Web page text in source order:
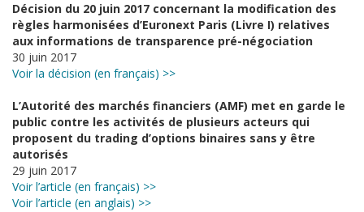
Décision du 20 juin 2017 concernant la modification des
règles harmonisées d’Euronext Paris (Livre I) relatives
aux informations de transparence pré-négociation
30 juin 2017
Voir la décision (en français) >>
L’Autorité des marchés financiers (AMF) met en garde le
public contre les activités de plusieurs acteurs qui
proposent du trading d’options binaires sans y être
autorisés
29 juin 2017
Voir l’article (en français) >>
Voir l’article (en anglais) >>